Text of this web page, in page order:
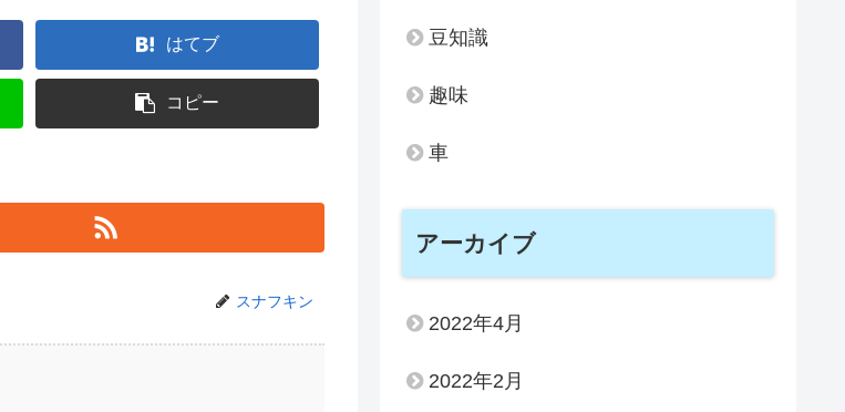
はてブ
コピー
スナフキン
豆知識
趣味
車
アーカイブ
2022年4月
2022年2月